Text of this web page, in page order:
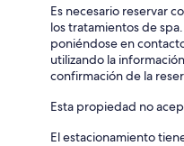
Es necesario reservar
los tratamientos de
poniéndose en
utilizando la
confirmación de la
Esta propiedad no
El estacionamiento